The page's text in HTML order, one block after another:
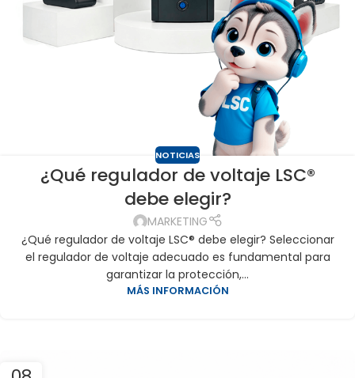
NOTICIAS
¿Qué regulador de voltaje LSC®
debe elegir?
MARKETING
¿Qué regulador de voltaje LSC® debe elegir? Seleccionar
el regulador de voltaje adecuado es fundamental para
garantizar la protección,...
MÁS INFORMACIÓN